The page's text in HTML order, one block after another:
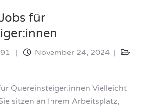
für
November 24, 2024
Quereinsteiger:innen Vielleicht
sitzen an Ihrem Arbeitsplatz,